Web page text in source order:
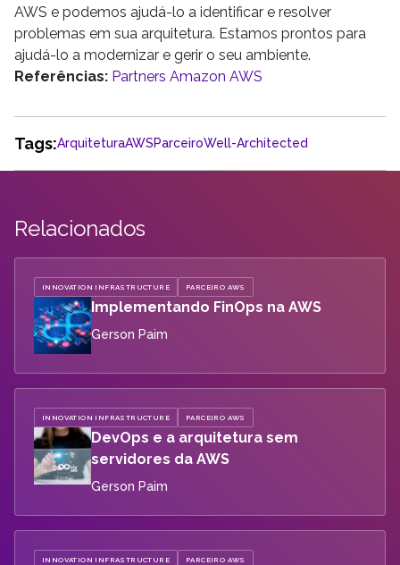
AWS e podemos ajudá-lo a identificar e resolver
problemas em sua arquitetura. Estamos prontos para
ajudá-lo a modernizar e gerir o seu ambiente.
Referências: Partners Amazon AWS
Tags:ArquiteturaAWSParceiroWell-Architected
Relacionados
INNOVATION INFRASTRUCTURE PARCEIRO AWS
Implementando FinOps na AWS
Gerson Paim
INNOVATION INFRASTRUCTURE PARCEIRO AWS
DevOps e a arquitetura sem
servidores da AWS
Gerson Paim
INNOVATION INFRASTRUCTURE PARCEIRO AWS